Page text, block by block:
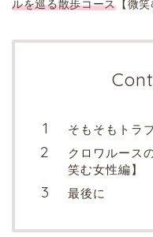
ルを巡る散歩コース 【微
そもそもトラ
クロワルース
笑む女性編】
最後に